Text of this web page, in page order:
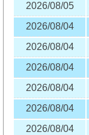
2026/08/05
2026/08/04
2026/08/04
2026/08/04
2026/08/04
2026/08/04
2026/08/04